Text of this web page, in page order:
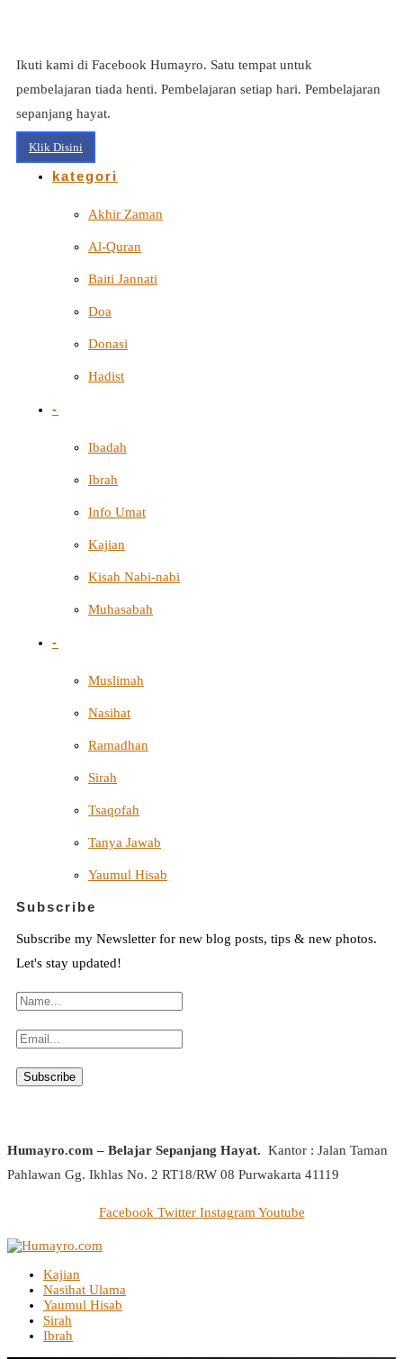
Ikuti kami di Facebook Humayro. Satu tempat untuk
pembelajaran tiada henti. Pembelajaran setiap hari. Pembelajaran
sepanjang hayat.
Klik Disini
kategori
Akhir Zaman
Al-Quran
Baiti Jannati
Doa
Donasi
Hadist
-
Ibadah
Ibrah
Info Umat
Kajian
Kisah Nabi-nabi
Muhasabah
-
Muslimah
Nasihat
Ramadhan
Sirah
Tsaqofah
Tanya Jawab
Yaumul Hisab
Subscribe
Subscribe my Newsletter for new blog posts, tips & new photos.
Let's stay updated!
Humayro.com – Belajar Sepanjang Hayat. Kantor : Jalan Taman
Pahlawan Gg. Ikhlas No. 2 RT18/RW 08 Purwakarta 41119
Facebook Twitter Instagram Youtube
Kajian
Nasihat Ulama
Yaumul Hisab
Sirah
Ibrah